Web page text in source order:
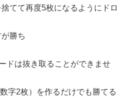
てて再度5枚になるようにドロ
勝ち
ドは抜き取ることができませ
字2枚）を作るだけでも勝てる